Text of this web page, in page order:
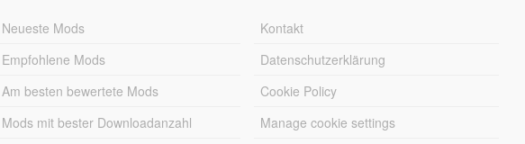
Neueste Mods
Empfohlene Mods
Am besten bewertete Mods
Mods mit bester Downloadanzahl
Kontakt
Datenschutzerklärung
Cookie Policy
Manage cookie settings